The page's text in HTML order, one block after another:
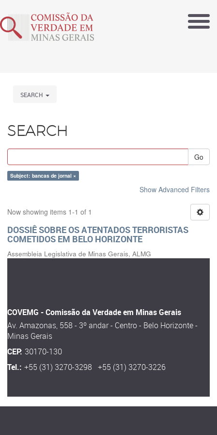
SEARCH
SEARCH
Go
Subject: bancas de jornal ×
Show Advanced Filters
Now showing items 1-1 of 1
DOSSIÊ SOBRE OS ATENTADOS TERRORISTAS
COMETIDOS EM BELO HORIZONTE
Assembleia Legislativa de Minas Gerais, ALMG
COVEMG - Comissão da Verdade em Minas Gerais
Av. Amazonas, 558 - 3º andar - Centro - Belo Horizonte -
Minas Gerais
CEP: 30170-130
Tel.: +55 (31) 3270-3298 +55 (31) 3270-3226